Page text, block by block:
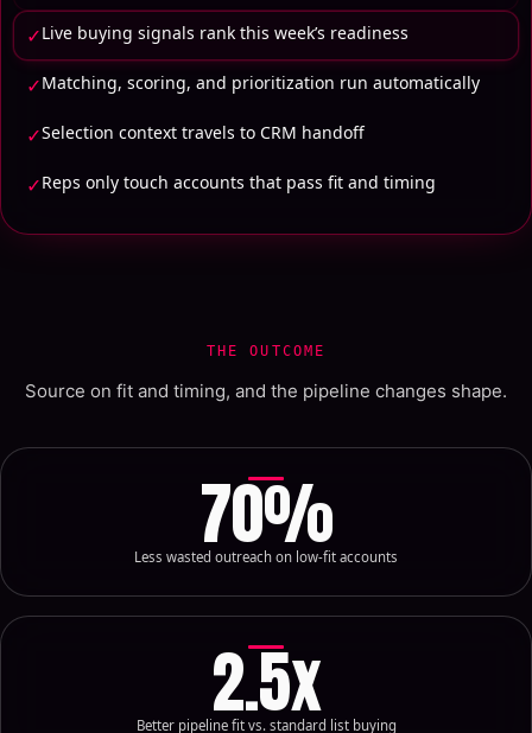
✓Live buying signals rank this week’s readiness
✓Matching, scoring, and prioritization run automatically
✓Selection context travels to CRM handoff
✓Reps only touch accounts that pass fit and timing
THE OUTCOME
Source on fit and timing, and the pipeline changes shape.
70%
Less wasted outreach on low-fit accounts
2.5x
Better pipeline fit vs. standard list buying